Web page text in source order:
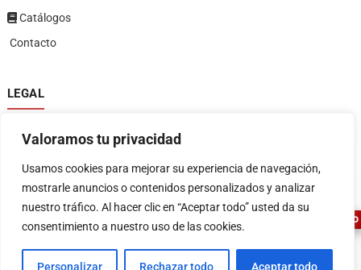
Valoramos tu privacidad
Usamos cookies para mejorar su experiencia de navegación,
mostrarle anuncios o contenidos personalizados y analizar
nuestro tráfico. Al hacer clic en “Aceptar todo” usted da su
consentimiento a nuestro uso de las cookies.
Personalizar Rechazar todo Aceptar todo
Catálogos
Contacto
LEGAL
Política de privacidad
Política de devoluciones y reembolsos
Términos y condiciones
ASESOR FERRETERO